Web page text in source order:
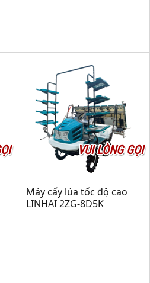
VUI LÒNG GỌI
Máy cấy lúa tốc độ cao
LINHAI 2ZG-8D5K